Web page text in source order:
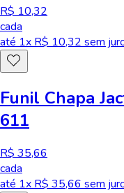
R$ 10,32
cada
até 1x R$ 10,32 sem
Funil Chapa
611
R$ 35,66
cada
até 1x R$ 35,66 sem